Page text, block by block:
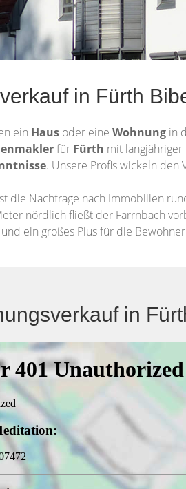
in Fürth
ein Haus oder eine Wohnung in
für Fürth mit
. Unsere Profis wickeln
die Nachfrage nach Immobilien
nördlich fließt der Farrnbach
ein großes Plus für die
in